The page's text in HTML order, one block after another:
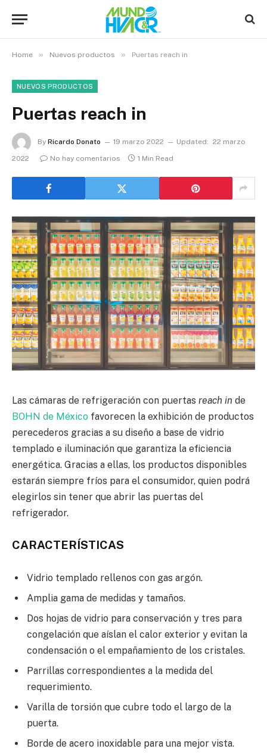
Home » Nuevos productos » Puertas reach in
NUEVOS PRODUCTOS
Puertas reach in
By Ricardo Donato 19 marzo 2022 Updated: 22 marzo
2022
No hay comentarios 1 Min Read
Las cámaras de refrigeración con puertas reach in de
BOHN de México favorecen la exhibición de productos
perecederos gracias a su diseño a base de vidrio
templado e iluminación que garantiza la eficiencia
energética. Gracias a ellas, los productos disponibles
estarán siempre fríos para el consumidor, quien podrá
elegirlos sin tener que abrir las puertas del
refrigerador.
CARACTERÍSTICAS
Vidrio templado rellenos con gas argón.
Amplia gama de medidas y tamaños.
Dos hojas de vidrio para conservación y tres para
congelación que aíslan el calor exterior y evitan la
condensación o el empañamiento de los cristales.
Parrillas correspondientes a la medida del
requerimiento.
Varilla de torsión que cubre todo el largo de la
puerta.
Borde de acero inoxidable para una mejor vista.